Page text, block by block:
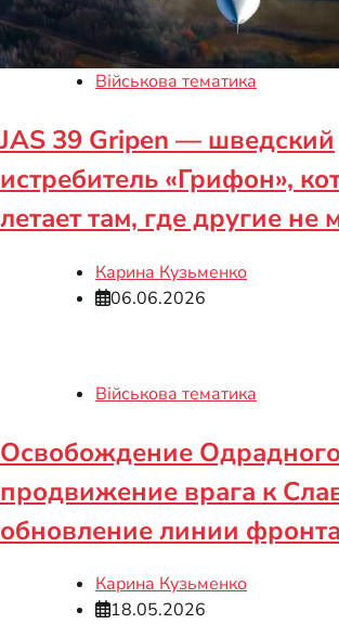
Військова тематика
JAS 39 Gripen — шведский
истребитель «Грифон»,
летает там, где другие не
Карина Кузьменко
06.06.2026
Військова тематика
Освобождение
продвижение врага к
обновление линии фронта
Карина Кузьменко
18.05.2026